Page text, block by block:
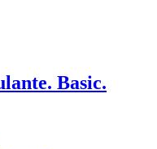
Basic.